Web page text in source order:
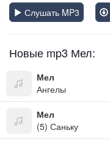
Слушать MP3
Новые mp3 Мел:
Мел
Ангелы
Мел
(5) Саньку